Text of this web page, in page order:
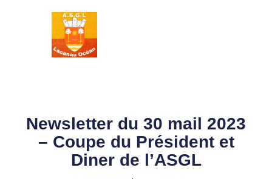
Newsletter du 30 mail 2023
– Coupe du Président et
Diner de l’ASGL